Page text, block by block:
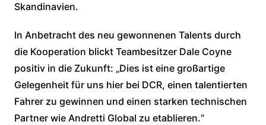
Skandinavien.
In Anbetracht des neu gewonnenen Talents durch
die Kooperation blickt Teambesitzer Dale Coyne
positiv in die Zukunft: „Dies ist eine großartige
Gelegenheit für uns hier bei DCR, einen talentierten
Fahrer zu gewinnen und einen starken technischen
Partner wie Andretti Global zu etablieren.“